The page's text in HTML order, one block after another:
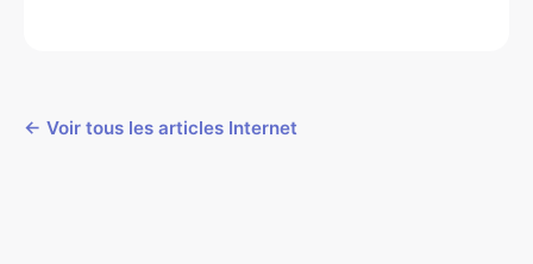
← Voir tous les articles Internet